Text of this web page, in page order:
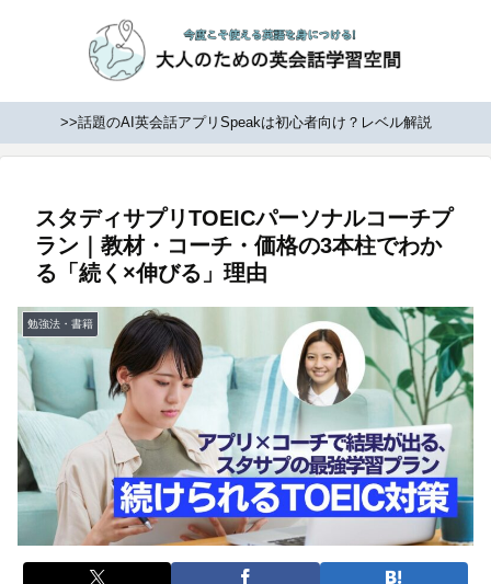
>>話題のAI英会話アプリSpeakは初心者向け？レベル解説
スタディサプリTOEICパーソナルコーチプ
ラン｜教材・コーチ・価格の3本柱でわか
る「続く×伸びる」理由
勉強法・書籍